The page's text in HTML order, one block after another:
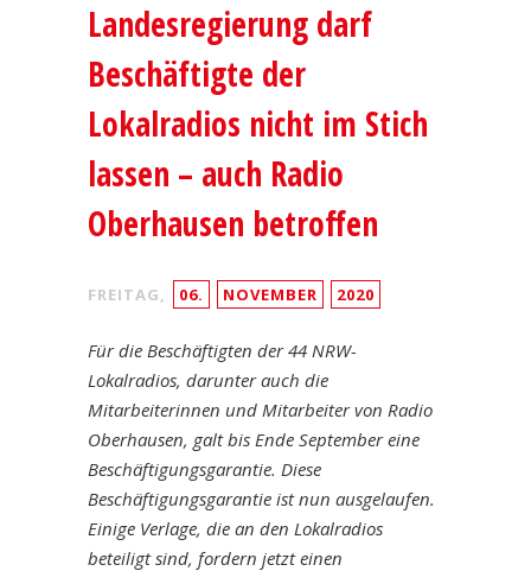
Landesregierung darf
Beschäftigte der
Lokalradios nicht im Stich
lassen – auch Radio
Oberhausen betroffen
FREITAG, 06. NOVEMBER 2020
Für die Beschäftigten der 44 NRW-
Lokalradios, darunter auch die
Mitarbeiterinnen und Mitarbeiter von Radio
Oberhausen, galt bis Ende September eine
Beschäftigungsgarantie. Diese
Beschäftigungsgarantie ist nun ausgelaufen.
Einige Verlage, die an den Lokalradios
beteiligt sind, fordern jetzt einen